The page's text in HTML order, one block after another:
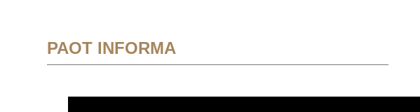
PAOT INFORMA